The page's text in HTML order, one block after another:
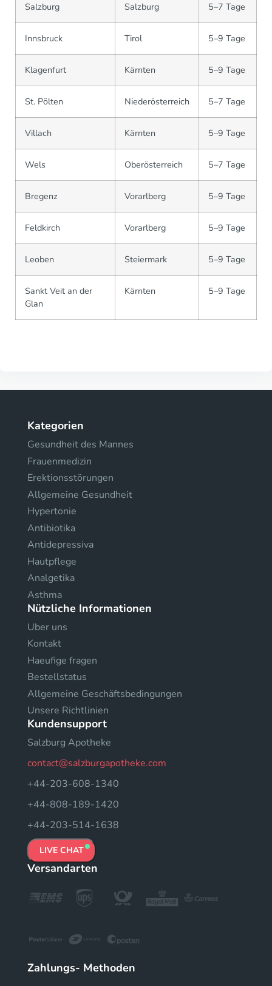
Salzburg Salzburg 5–7 Tage
Innsbruck Tirol 5–9 Tage
Klagenfurt Kärnten 5–9 Tage
St. Pölten Niederösterreich 5–7 Tage
Villach Kärnten 5–9 Tage
Wels Oberösterreich 5–7 Tage
Bregenz Vorarlberg 5–9 Tage
Feldkirch Vorarlberg 5–9 Tage
Leoben Steiermark 5–9 Tage
Sankt Veit an der
Glan
Kärnten 5–9 Tage
Kategorien
Gesundheit des Mannes
Frauenmedizin
Erektionsstörungen
Allgemeine Gesundheit
Hypertonie
Antibiotika
Antidepressiva
Hautpflege
Analgetika
Asthma
Nützliche Informationen
Uber uns
Kontakt
Haeufige fragen
Bestellstatus
Allgemeine Geschäftsbedingungen
Unsere Richtlinien
Kundensupport
Salzburg Apotheke
contact@salzburgapotheke.com
+44-203-608-1340
+44-808-189-1420
+44-203-514-1638
LIVE CHAT
Versandarten
Zahlungs- Methoden